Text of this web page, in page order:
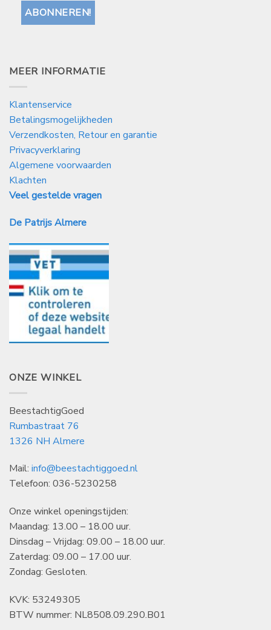
MEER INFORMATIE
Klantenservice
Betalingsmogelijkheden
Verzendkosten, Retour en garantie
Privacyverklaring
Algemene voorwaarden
Klachten
Veel gestelde vragen
De Patrijs Almere
ONZE WINKEL
BeestachtigGoed
Rumbastraat 76
1326 NH Almere
Mail: info@beestachtiggoed.nl
Telefoon: 036-5230258
Onze winkel openingstijden:
Maandag: 13.00 – 18.00 uur.
Dinsdag – Vrijdag: 09.00 – 18.00 uur.
Zaterdag: 09.00 – 17.00 uur.
Zondag: Gesloten.
KVK: 53249305
BTW nummer: NL8508.09.290.B01